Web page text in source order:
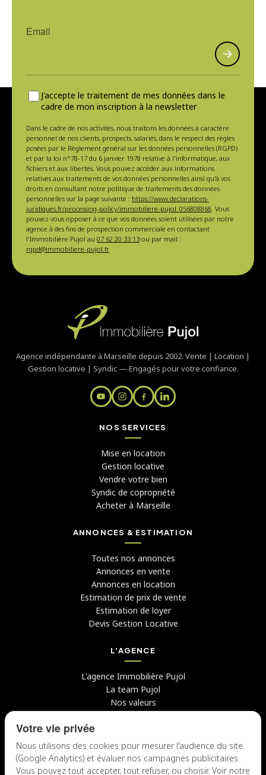
J'accepte le traitement de mes données dans le
cadre de mon inscription à la newsletter
Dans le cadre de nos activités, nous traitons les données à caractère
personnel de nos clients, prospects, salariés, dans le respect des règles
posées par le Règlement général sur les données personnelles (RGPD)
et par la loi n°78-17 du 6 janvier 1978 relative à l'informatique, aux
fichiers et aux libertés. Vous pouvez accéder aux informations
relatives aux traitements de vos données personnelles ainsi qu'à vos
droits en consultant notre politique de traitements des données
personnelles sur la page suivante : https://www.declarations-
juridiques.fr/processing-policy/immobiliere-pujol_056808868. Vous
pouvez vous opposer à ce que vos données soient utilisées par notre
agence à des fins de prospection commerciale en contactant
l'Immobilière Pujol au 07 62 20 33 13 ou par mail :
rgpd@immobiliere-pujol.fr
Agence indépendante à Marseille depuis 2002. Vente | Location |
Gestion locative | Syndic — Engagés pour votre confiance.
NOS SERVICES
Mise en location
Gestion locative
Vendre votre bien
Syndic de copropriété
Acheter à Marseille
ANNONCES & ESTIMATION
Toutes nos annonces
Annonces en vente
Annonces en location
Estimation de prix de vente
Estimation de loyer
Devis Gestion Locative
L'AGENCE
L'agence Immobilière Pujol
La team Pujol
Nos valeurs
Avis clients
Candidater chez nous
NOUS CONTACTER
Votre vie privée
Nous utilisons des cookies pour mesurer l'audience du site
(Google Analytics) et évaluer nos campagnes publicitaires.
Vous pouvez tout accepter, tout refuser, ou choisir. Voir notre